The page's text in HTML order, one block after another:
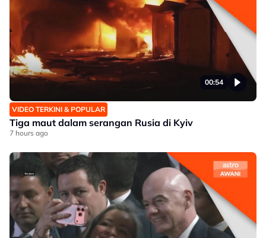
00:54
VIDEO TERKINI & POPULAR
Tiga maut dalam serangan Rusia di Kyiv
7 hours ago